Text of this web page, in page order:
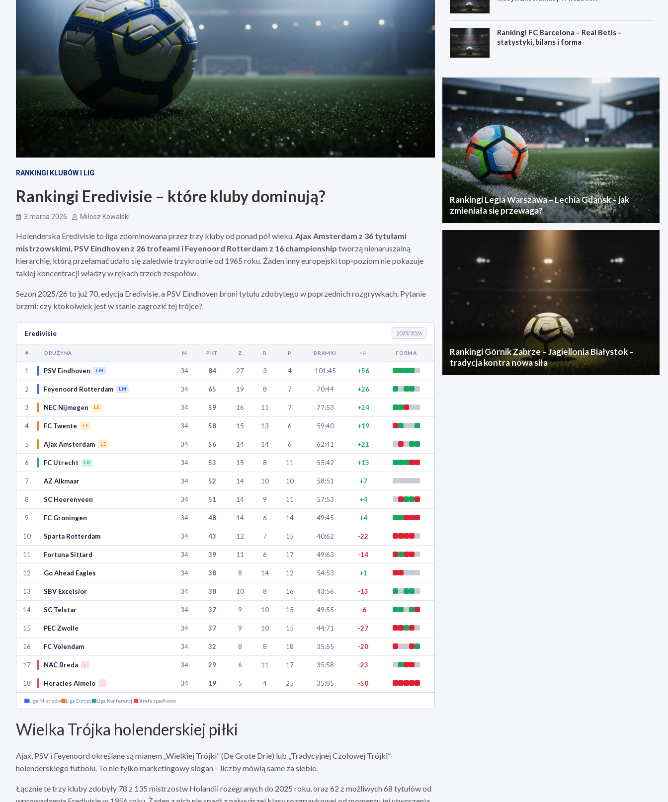
RANKINGI KLUBÓW I LIG
Rankingi Eredivisie – które kluby dominują?
3 marca 2026 Miłosz Kowalski
Holenderska Eredivisie to liga zdominowana przez trzy kluby od ponad pół wieku.Ajax Amsterdam z 36 tytułami
mistrzowskimi, PSV Eindhoven z 26 trofeami i Feyenoord Rotterdam z 16 championship tworzą nienaruszalną
hierarchię, którą przełamać udało się zaledwie trzykrotnie od 1965 roku. Żaden inny europejski top-poziom nie pokazuje
takiej koncentracji władzy w rękach trzech zespołów.
Sezon 2025/26 to już 70. edycja Eredivisie, a PSV Eindhoven broni tytułu zdobytego w poprzednich rozgrywkach. Pytanie
brzmi: czy ktokolwiek jest w stanie zagrozić tej trójce?
Eredivisie 2025/2026
# DRUŻYNA M PKT Z R P BRAMKI +/- FORMA
1 PSV Eindhoven LM 34 84 27 3 4 101:45 +56
2 Feyenoord Rotterdam LM 34 65 19 8 7 70:44 +26
3 NEC Nijmegen LE 34 59 16 11 7 77:53 +24
4 FC Twente LE 34 58 15 13 6 59:40 +19
5 Ajax Amsterdam LE 34 56 14 14 6 62:41 +21
6 FC Utrecht LK 34 53 15 8 11 55:42 +13
7 AZ Alkmaar 34 52 14 10 10 58:51 +7
8 SC Heerenveen 34 51 14 9 11 57:53 +4
9 FC Groningen 34 48 14 6 14 49:45 +4
10 Sparta Rotterdam 34 43 12 7 15 40:62 -22
11 Fortuna Sittard 34 39 11 6 17 49:63 -14
12 Go Ahead Eagles 34 38 8 14 12 54:53 +1
13 SBV Excelsior 34 38 10 8 16 43:56 -13
14 SC Telstar 34 37 9 10 15 49:55 -6
15 PEC Zwolle 34 37 9 10 15 44:71 -27
16 FC Volendam 34 32 8 8 18 35:55 -20
17 NAC Breda ↓ 34 29 6 11 17 35:58 -23
18 Heracles Almelo ↓ 34 19 5 4 25 35:85 -50
Liga Mistrzów Liga Europy Liga Konferencji Strefa spadkowa
Wielka Trójka holenderskiej piłki
Ajax, PSV i Feyenoord określane są mianem „Wielkiej Trójki” (De Grote Drie) lub „Tradycyjnej Czołowej Trójki”
holenderskiego futbolu. To nie tylko marketingowy slogan – liczby mówią same za siebie.
Łącznie te trzy kluby zdobyły 78 z 135 mistrzostw Holandii rozegranych do 2025 roku, oraz 62 z możliwych 68 tytułów od
Rankingi FC Barcelona – Real Betis –
statystyki, bilans i forma
Rankingi Legia Warszawa – Lechia Gdańsk – jak
zmieniała się przewaga?
Rankingi Górnik Zabrze – Jagiellonia Białystok –
tradycja kontra nowa siła